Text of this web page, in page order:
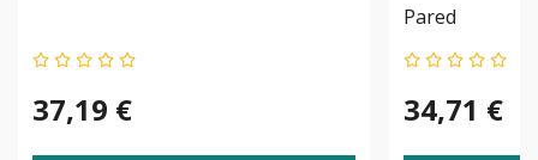
37,19 €
Pared
34,71 €